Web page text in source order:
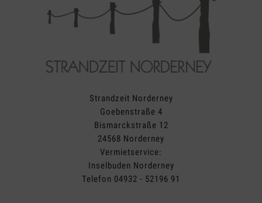
Strandzeit Norderney
Goebenstraße 4
Bismarckstraße 12
24568 Norderney
Vermietservice:
Inselbuden Norderney
Telefon 04932 - 52196 91